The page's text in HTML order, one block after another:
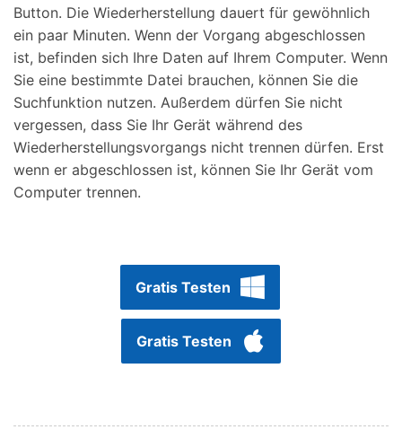
Button. Die Wiederherstellung dauert für gewöhnlich
ein paar Minuten. Wenn der Vorgang abgeschlossen
ist, befinden sich Ihre Daten auf Ihrem Computer. Wenn
Sie eine bestimmte Datei brauchen, können Sie die
Suchfunktion nutzen. Außerdem dürfen Sie nicht
vergessen, dass Sie Ihr Gerät während des
Wiederherstellungsvorgangs nicht trennen dürfen. Erst
wenn er abgeschlossen ist, können Sie Ihr Gerät vom
Computer trennen.
Gratis Testen
Gratis Testen